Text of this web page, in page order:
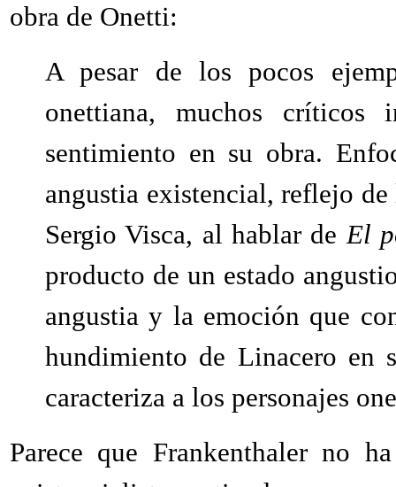
obra de Onetti:
A pesar de los pocos
onettiana, muchos críticos
sentimiento en su obra.
angustia existencial, reflejo
Sergio Visca, al hablar deEl
producto de un estado
angustia y la emoción que
hundimiento de Linacero en
caracteriza a los personajes
Parece que Frankenthaler no